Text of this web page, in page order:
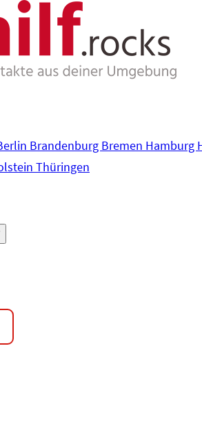
Brandenburg Bremen Hamburg
Thüringen